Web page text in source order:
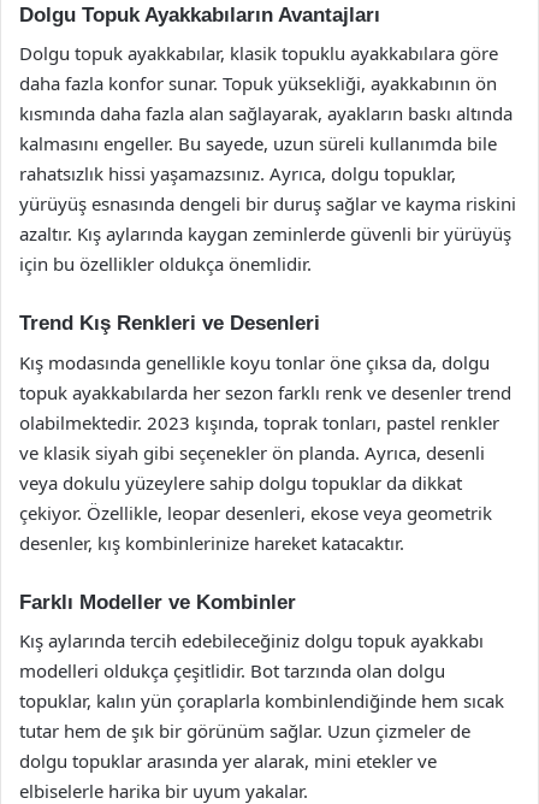
Dolgu Topuk Ayakkabıların Avantajları
Dolgu topuk ayakkabılar, klasik topuklu ayakkabılara göre
daha fazla konfor sunar. Topuk yüksekliği, ayakkabının ön
kısmında daha fazla alan sağlayarak, ayakların baskı altında
kalmasını engeller. Bu sayede, uzun süreli kullanımda bile
rahatsızlık hissi yaşamazsınız. Ayrıca, dolgu topuklar,
yürüyüş esnasında dengeli bir duruş sağlar ve kayma riskini
azaltır. Kış aylarında kaygan zeminlerde güvenli bir yürüyüş
için bu özellikler oldukça önemlidir.
Trend Kış Renkleri ve Desenleri
Kış modasında genellikle koyu tonlar öne çıksa da, dolgu
topuk ayakkabılarda her sezon farklı renk ve desenler trend
olabilmektedir. 2023 kışında, toprak tonları, pastel renkler
ve klasik siyah gibi seçenekler ön planda. Ayrıca, desenli
veya dokulu yüzeylere sahip dolgu topuklar da dikkat
çekiyor. Özellikle, leopar desenleri, ekose veya geometrik
desenler, kış kombinlerinize hareket katacaktır.
Farklı Modeller ve Kombinler
Kış aylarında tercih edebileceğiniz dolgu topuk ayakkabı
modelleri oldukça çeşitlidir. Bot tarzında olan dolgu
topuklar, kalın yün çoraplarla kombinlendiğinde hem sıcak
tutar hem de şık bir görünüm sağlar. Uzun çizmeler de
dolgu topuklar arasında yer alarak, mini etekler ve
elbiselerle harika bir uyum yakalar.